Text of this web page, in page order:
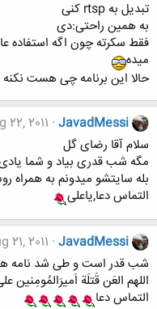
تبدیل به rtsp کنی
به همین راحتی:دی
فقط سکرته چون اگه استفاده
میده
حالا این برنامه چی هست
JavadMessi
22, 2011
سلام آقا رضای گل
مگه شب قدری بیاد و شما یادی
بله سایتشو میدونم به
التماس دعا,یاعلی
JavadMessi
21, 2011
شب قدر است و طی شد نامه
اللهم العَن قَتلَة اَميرَالمُومِنين
التماس دعا